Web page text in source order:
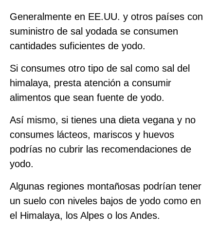
Generalmente en EE.UU. y otros países con
suministro de sal yodada se consumen
cantidades suficientes de yodo.
Si consumes otro tipo de sal como sal del
himalaya, presta atención a consumir
alimentos que sean fuente de yodo.
Así mismo, si tienes una dieta vegana y no
consumes lácteos, mariscos y huevos
podrías no cubrir las recomendaciones de
yodo.
Algunas regiones montañosas podrían tener
un suelo con niveles bajos de yodo como en
el Himalaya, los Alpes o los Andes.